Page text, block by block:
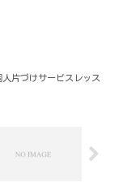
片づけサービスレッス